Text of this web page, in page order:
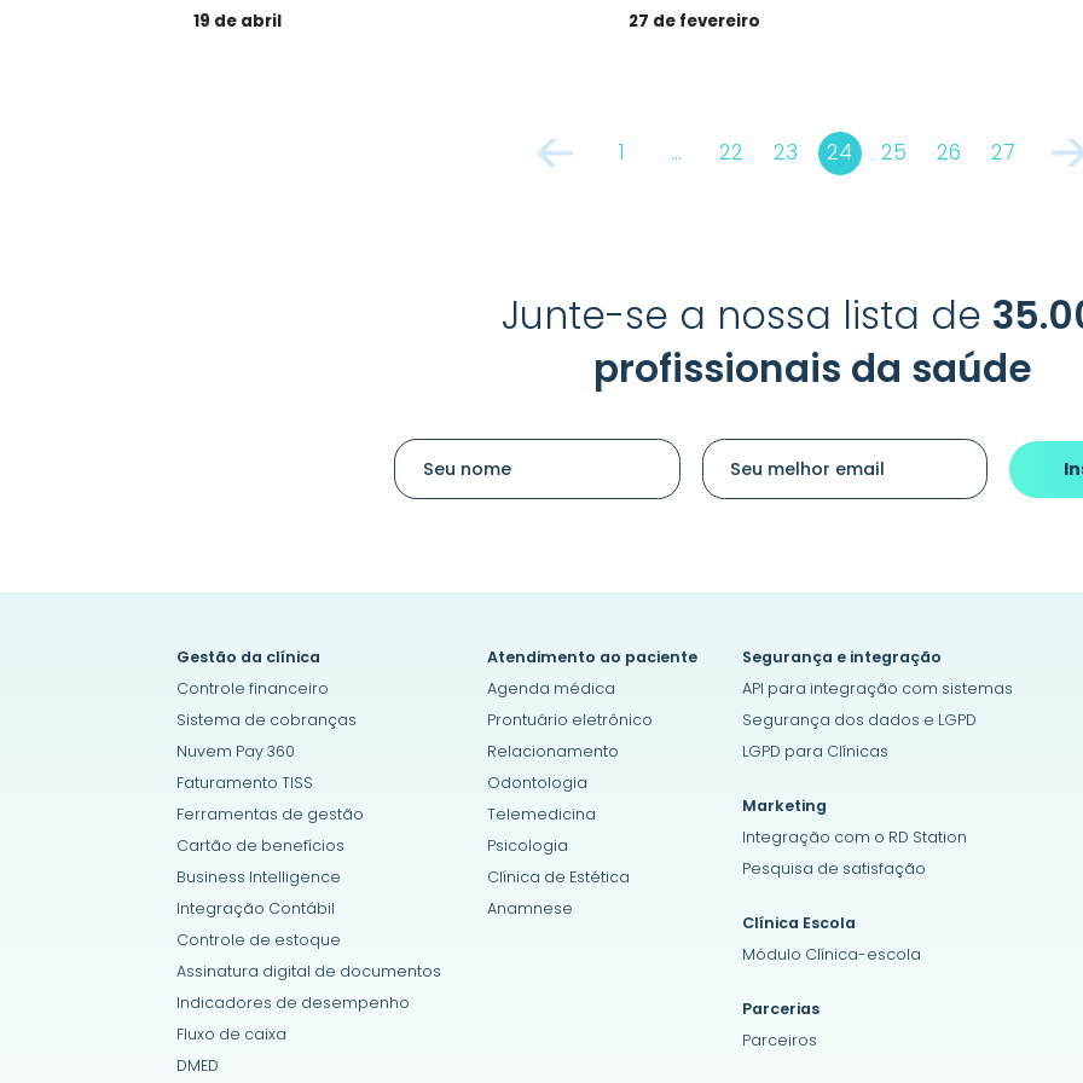
19 de abril 27 de fevereiro
« 1 … 22 23 24 25 26 27 »
Junte-se a nossa lista de
profissionais da saúde
Seu melhor email
Gestão da clínica
Controle financeiro
Sistema de cobranças
Nuvem Pay 360
Faturamento TISS
Ferramentas de gestão
Cartão de benefícios
Business Intelligence
Integração Contábil
Controle de estoque
Assinatura digital de documentos
Indicadores de desempenho
Fluxo de caixa
DMED
Atendimento ao paciente
Agenda médica
Prontuário eletrônico
Relacionamento
Odontologia
Telemedicina
Psicologia
Clínica de Estética
Anamnese
Segurança e integração
API para integração com sistemas
Segurança dos dados e LGPD
LGPD para Clínicas
Marketing
Integração com o RD Station
Pesquisa de satisfação
Clínica Escola
Módulo Clínica-escola
Parcerias
Parceiros